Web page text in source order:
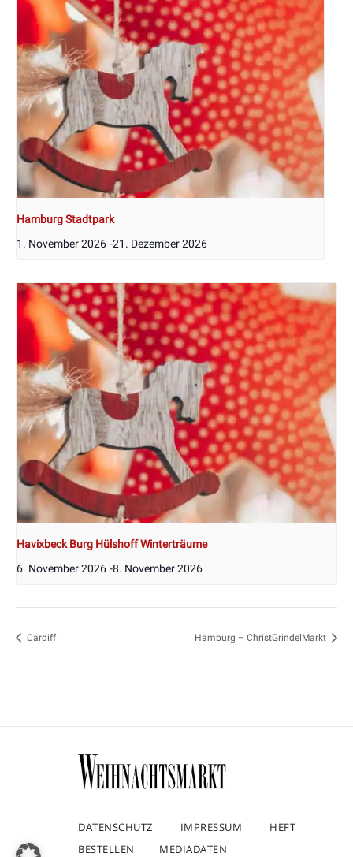
Hamburg Stadtpark
1. November 2026 -21. Dezember 2026
Havixbeck Burg Hülshoff Winterträume
6. November 2026 -8. November 2026
Cardiff Hamburg – ChristGrindelMarkt
DATENSCHUTZ IMPRESSUM
HEFT
BESTELLEN
MEDIADATEN